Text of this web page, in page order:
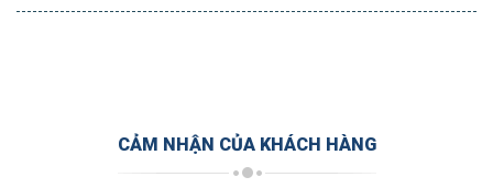
CẢM NHẬN CỦA KHÁCH HÀNG